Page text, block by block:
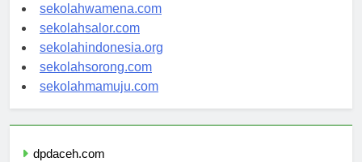
sekolahwamena.com
sekolahsalor.com
sekolahindonesia.org
sekolahsorong.com
sekolahmamuju.com
dpdaceh.com